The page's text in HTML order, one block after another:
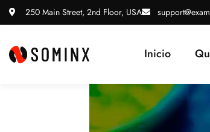
250 Main Street, 2nd Floor, USA
Inicio